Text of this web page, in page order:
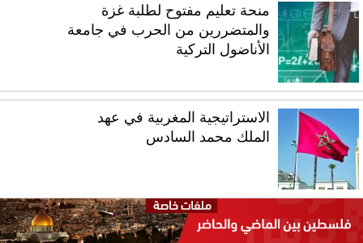
منحة تعليم مفتوح لطلبة غزة
والمتضررين من الحرب في جامعة
الأناضول التركية
الاستراتيجية المغربية في عهد
الملك محمد السادس